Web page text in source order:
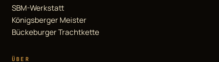
SBM-Werkstatt
Königsberger Meister
Bückeburger Trachtkette
ÜBER